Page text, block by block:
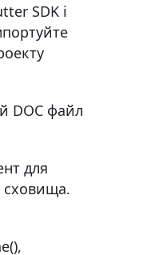
SDK і
DOC файл
для
сховища.